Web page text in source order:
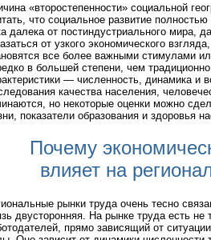
«второстепенности» социальной
что социальное развитие
далека от постиндустриального мира,
от узкого экономического
все более важными стимулами
в большей степени, чем
— численность, динамика и
качества населения,
но некоторые оценки можно
показатели образования и здоровья
Почему
влияет на
рынки труда очень тесно
двусторонняя. На рынке труда есть не
прямо зависящий от